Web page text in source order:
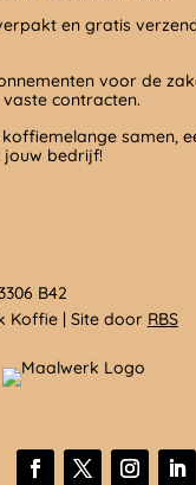
en gratis
voor de
contracten.
samen,
bedrijf!
B42
Koffie | Site door RBS